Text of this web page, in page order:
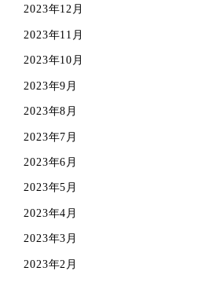
2023年12月
2023年11月
2023年10月
2023年9月
2023年8月
2023年7月
2023年6月
2023年5月
2023年4月
2023年3月
2023年2月